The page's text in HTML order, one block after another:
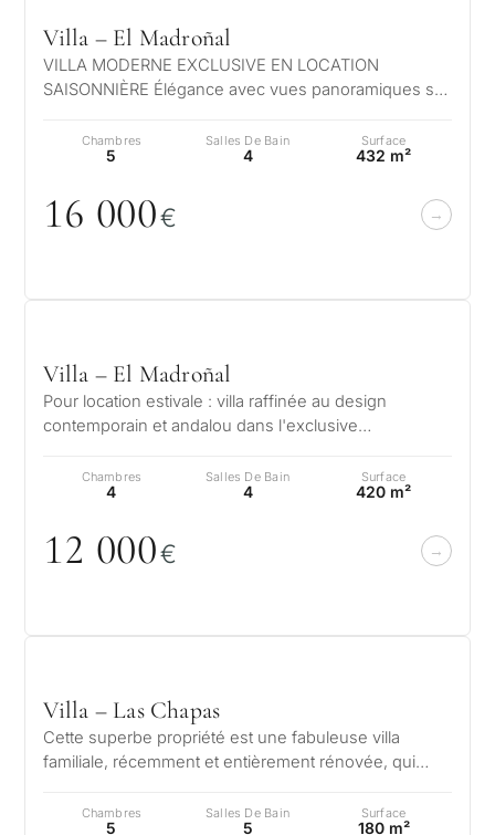
Villa – El Madroñal
VILLA MODERNE EXCLUSIVE EN LOCATION
SAISONNIÈRE Élégance avec vues panoramiques sur
Chambres
5
Salles De Bain
4
Surface
432 m²
16 000€
Villa – El Madroñal
Pour location estivale : villa raffinée au design
contemporain et andalou dans l'exclusive
Chambres
4
Salles De Bain
4
Surface
420 m²
12 000€
Villa – Las Chapas
Cette superbe propriété est une fabuleuse villa
familiale, récemment et entièrement rénovée, qui
Chambres
5
Salles De Bain
5
Surface
180 m²
Dans
quel